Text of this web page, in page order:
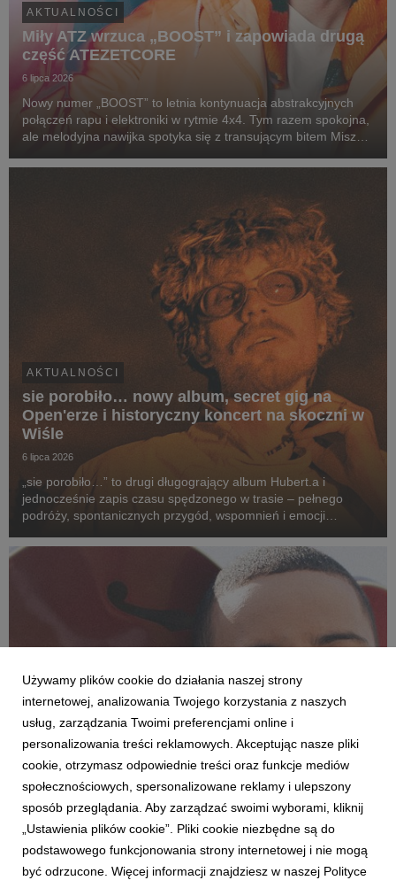
AKTUALNOŚCI
Miły ATZ wrzuca „BOOST” i zapowiada drugą
część ATEZETCORE
6 lipca 2026
Nowy numer „BOOST” to letnia kontynuacja abstrakcyjnych
połączeń rapu i elektroniki w rytmie 4x4. Tym razem spokojna,
ale melodyjna nawijka spotyka się z transującym bitem Miszy
wyraźnego dropu, prowadzi nas w progre...
AKTUALNOŚCI
sie porobiło… nowy album, secret gig na
Open'erze i historyczny koncert na skoczni w
Wiśle
6 lipca 2026
„sie porobiło…” to drugi długogrający album Hubert.a i
jednocześnie zapis czasu spędzonego w trasie – pełnego
podróży, spontanicznych przygód, wspomnień i emocji
z kolorowych bloków na największe festiwale w kra...
AKTUALNOŚCI
Daniel Godson odfiltrowuje rzeczywistość
26 czerwca 2026
W nowym singlu o tytule “Esmeralda” Daniel śpiewa o walce o
siebie w “perfekcyjnej rzeczywistości” social mediów. Piosenka
Używamy plików cookie do działania naszej strony
internetowej, analizowania Twojego korzystania z naszych
usług, zarządzania Twoimi preferencjami online i
personalizowania treści reklamowych. Akceptując nasze pliki
cookie, otrzymasz odpowiednie treści oraz funkcje mediów
społecznościowych, spersonalizowane reklamy i ulepszony
sposób przeglądania. Aby zarządzać swoimi wyborami, kliknij
„Ustawienia plików cookie”. Pliki cookie niezbędne są do
podstawowego funkcjonowania strony internetowej i nie mogą
być odrzucone. Więcej informacji znajdziesz w naszej Polityce